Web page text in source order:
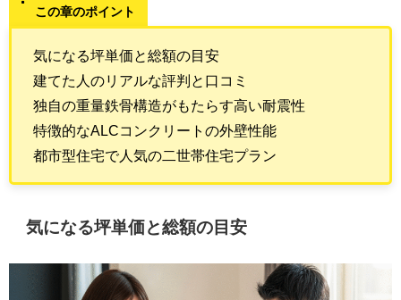
この章のポイント
気になる坪単価と総額の目安
建てた人のリアルな評判と口コミ
独自の重量鉄骨構造がもたらす高い耐震性
特徴的なALCコンクリートの外壁性能
都市型住宅で人気の二世帯住宅プラン
気になる坪単価と総額の目安